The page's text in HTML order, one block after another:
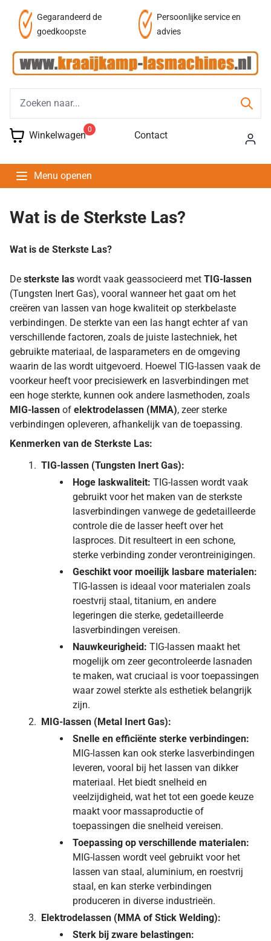
Gegarandeerd de
goedkoopste
Persoonlijke service en
advies
Winkelwagen 0 Contact
Menu openen
Wat is de Sterkste Las?
Wat is de Sterkste Las?
De sterkste las wordt vaak geassocieerd met TIG-lassen
(Tungsten Inert Gas), vooral wanneer het gaat om het
creëren van lassen van hoge kwaliteit op sterkbelaste
verbindingen. De sterkte van een las hangt echter af van
verschillende factoren, zoals de juiste lastechniek, het
gebruikte materiaal, de lasparameters en de omgeving
waarin de las wordt uitgevoerd. Hoewel TIG-lassen vaak de
voorkeur heeft voor precisiewerk en lasverbindingen met
een hoge sterkte, kunnen ook andere lasmethoden, zoals
MIG-lassen of elektrodelassen (MMA), zeer sterke
verbindingen opleveren, afhankelijk van de toepassing.
Kenmerken van de Sterkste Las:
TIG-lassen (Tungsten Inert Gas):
Hoge laskwaliteit: TIG-lassen wordt vaak
gebruikt voor het maken van de sterkste
lasverbindingen vanwege de gedetailleerde
controle die de lasser heeft over het
lasproces. Dit resulteert in een schone,
sterke verbinding zonder verontreinigingen.
Geschikt voor moeilijk lasbare materialen:
TIG-lassen is ideaal voor materialen zoals
roestvrij staal, titanium, en andere
legeringen die sterke, gedetailleerde
lasverbindingen vereisen.
Nauwkeurigheid: TIG-lassen maakt het
mogelijk om zeer gecontroleerde lasnaden
te maken, wat cruciaal is voor toepassingen
waar zowel sterkte als esthetiek belangrijk
zijn.
MIG-lassen (Metal Inert Gas):
Snelle en efficiënte sterke verbindingen:
MIG-lassen kan ook sterke lasverbindingen
leveren, vooral bij het lassen van dikker
materiaal. Het biedt snelheid en
veelzijdigheid, wat het tot een goede keuze
maakt voor massaproductie of
toepassingen die snelheid vereisen.
Toepassing op verschillende materialen:
MIG-lassen wordt veel gebruikt voor het
lassen van staal, aluminium, en roestvrij
staal, en kan sterke verbindingen
produceren in diverse industrieën.
Elektrodelassen (MMA of Stick Welding):
Sterk bij zware belastingen: